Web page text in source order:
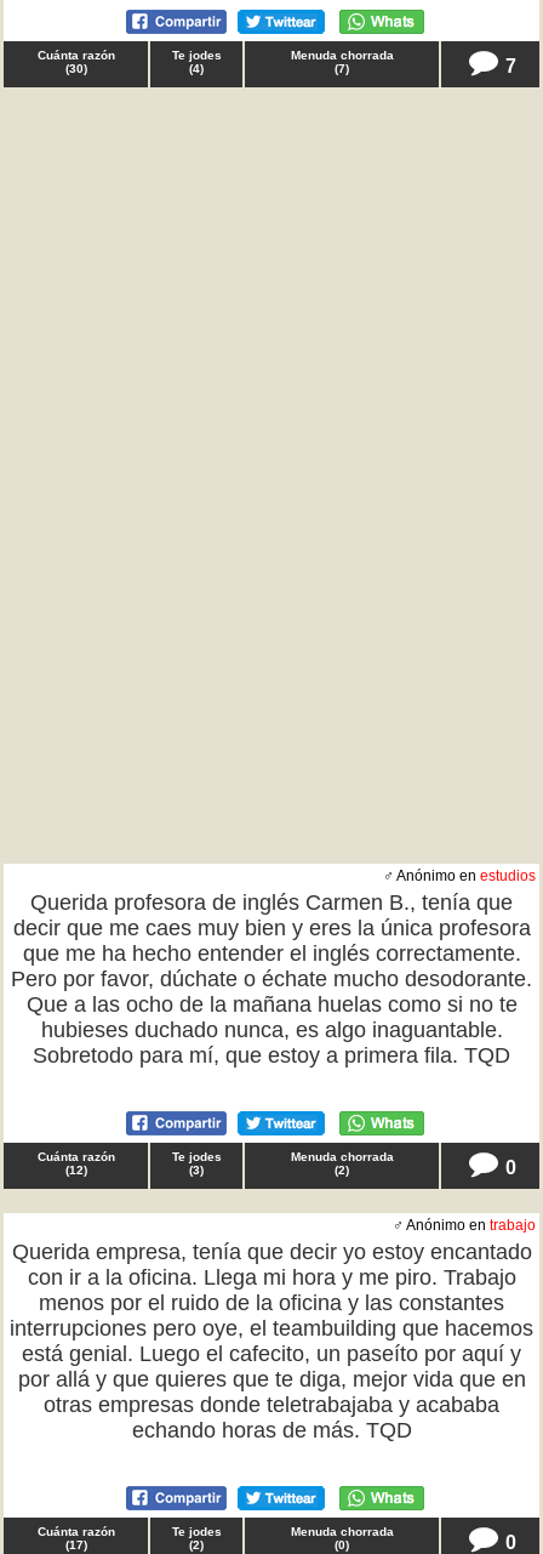
Cuánta razón
(30)
Te jodes
(4)
Menuda chorrada
(7) 7
♂ Anónimo en estudios
Querida profesora de inglés Carmen B., tenía que
decir que me caes muy bien y eres la única profesora
que me ha hecho entender el inglés correctamente.
Pero por favor, dúchate o échate mucho desodorante.
Que a las ocho de la mañana huelas como si no te
hubieses duchado nunca, es algo inaguantable.
Sobretodo para mí, que estoy a primera fila. TQD
Cuánta razón
(12)
Te jodes
(3)
Menuda chorrada
(2) 0
♂ Anónimo en trabajo
Querida empresa, tenía que decir yo estoy encantado
con ir a la oficina. Llega mi hora y me piro. Trabajo
menos por el ruido de la oficina y las constantes
interrupciones pero oye, el teambuilding que hacemos
está genial. Luego el cafecito, un paseíto por aquí y
por allá y que quieres que te diga, mejor vida que en
otras empresas donde teletrabajaba y acababa
echando horas de más. TQD
Cuánta razón
(17)
Te jodes
(2)
Menuda chorrada
(0) 0